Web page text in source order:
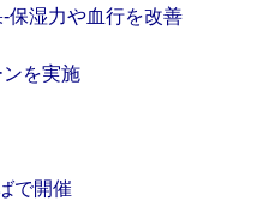
保湿力や血行を改善
を実施
で開催